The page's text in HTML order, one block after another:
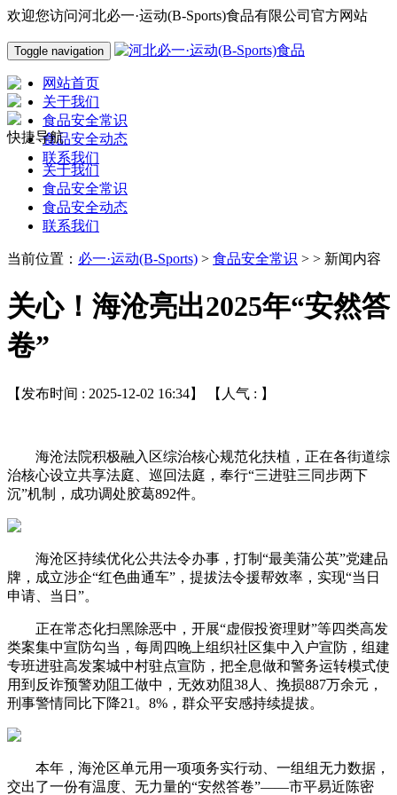
欢迎您访问河北必一·运动(B-Sports)食品有限公司官方网站
Toggle navigation
网站首页
关于我们
食品安全常识
食品安全动态
联系我们
快捷导航
关于我们
食品安全常识
食品安全动态
联系我们
当前位置： 必一·运动(B-Sports) > 食品安全常识 > > 新闻内容
关心！海沧亮出2025年“安然答
卷”
【发布时间 : 2025-12-02 16:34】 【人气 : 】
海沧法院积极融入区综治核心规范化扶植，正在各街道综
治核心设立共享法庭、巡回法庭，奉行“三进驻三同步两下
沉”机制，成功调处胶葛892件。
海沧区持续优化公共法令办事，打制“最美蒲公英”党建品
牌，成立涉企“红色曲通车”，提拔法令援帮效率，实现“当日
申请、当日”。
正在常态化扫黑除恶中，开展“虚假投资理财”等四类高发
类案集中宣防勾当，每周四晚上组织社区集中入户宣防，组建
专班进驻高发案城中村驻点宣防，把全息做和警务运转模式使
用到反诈预警劝阻工做中，无效劝阻38人、挽损887万余元，
刑事警情同比下降21。8%，群众平安感持续提拔。
本年，海沧区单元用一项项务实行动、一组组无力数据，
交出了一份有温度、无力量的“安然答卷”——市平易近陈密